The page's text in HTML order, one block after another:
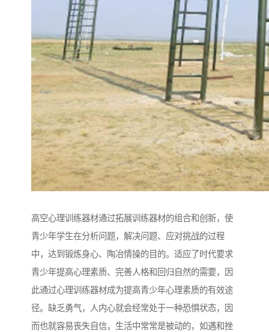
高空心理训练器材通过拓展训练器材的组合和创新，使
青少年学生在分析问题，解决问题、应对挑战的过程
中，达到锻炼身心、陶冶情操的目的。适应了时代要求
青少年提高心理素质、完善人格和回归自然的需要，因
此通过心理训练器材成为提高青少年心理素质的有效途
径。缺乏勇气，人内心就会经常处于一种恐惧状态，因
而也就容易丧失自信，生活中常常是被动的，如遇和挫